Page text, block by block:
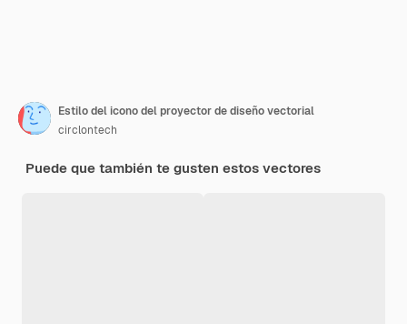
Estilo del icono del proyector de diseño vectorial
circlontech
Puede que también te gusten estos vectores